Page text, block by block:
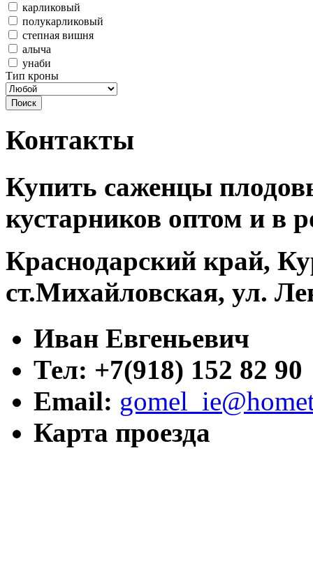
карликовый
полукарликовый
степная вишня
алыча
унаби
Тип кроны
Контакты
Купить саженцы
кустарников оптом и в
Краснодарский край,
ст.Михайловская, ул.
Иван Евгеньевич
Тел: +7(918) 152 82 90
Email:
Карта проезда